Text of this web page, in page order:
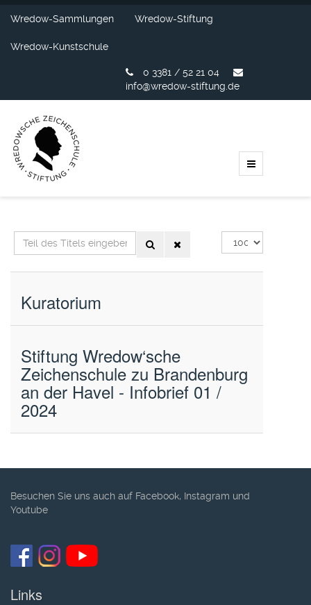
Wredow-Sammlungen Wredow-Stiftung
Wredow-Kunstschule
0 3381 / 52 21 04
info@wredow-stiftung.de
Teil
des
Anzeige
#
Kuratorium
Stiftung Wredow‘sche
Zeichenschule zu Brandenburg
an der Havel - Infobrief 01 /
2024
Besuchen Sie uns auch auf Facebook, Instagram und
Youtube
Links